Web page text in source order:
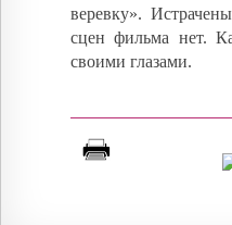
веревку».
сцен фильма нет.
своими глазами.